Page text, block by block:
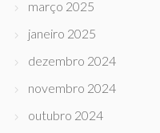
março 2025
janeiro 2025
dezembro 2024
novembro 2024
outubro 2024